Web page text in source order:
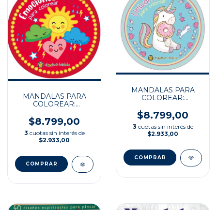
MANDALAS PARA
COLOREAR:
$8.799,00
3 cuotas sin interés de
$2.933,00
MANDALAS PARA
COLOREAR:
$8.799,00
3 cuotas sin interés de
$2.933,00